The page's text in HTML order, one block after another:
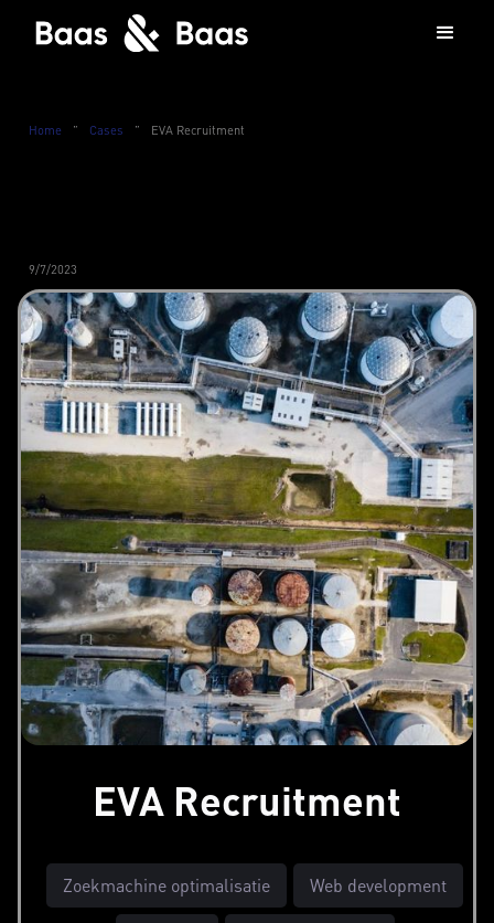
Home ” Cases ” EVA Recruitment
9/7/2023
EVA Recruitment
Zoekmachine optimalisatie Web development